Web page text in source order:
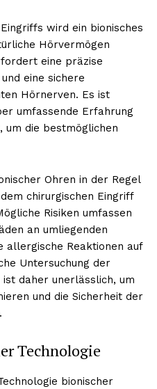
wird ein bionisches
Hörvermögen
eine präzise
eine sichere
Hörnerven. Es ist
umfassende Erfahrung
um die bestmöglichen
Ohren in der Regel
chirurgischen Eingriff
Risiken umfassen
an umliegenden
allergische Reaktionen auf
Untersuchung der
daher unerlässlich, um
und die Sicherheit der
Technologie
bionischer